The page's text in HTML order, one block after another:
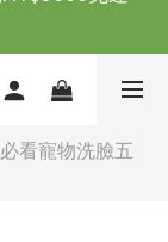
NT$3000免運
看寵物洗臉五